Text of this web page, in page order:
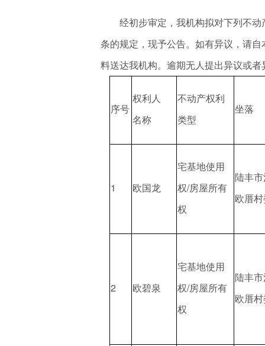
经初步审定，我机构拟对下列不动
条的规定，现予公告。如有异议，请
料送达我机构。逾期无人提出异议或
序号
权利人
名称
不动产权利
类型
坐落
1 欧国龙
宅基地使用
权/房屋所有
权
陆丰
欧厝
2 欧碧泉
宅基地使用
权/房屋所有
权
陆丰
欧厝